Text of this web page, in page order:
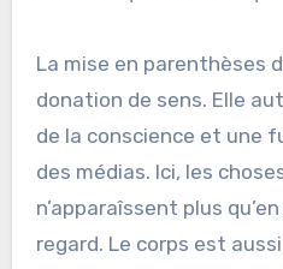
La mise en parenthèses
donation de sens. Elle
de la conscience et une
des médias. Ici, les
n’apparaîssent plus
regard. Le corps est